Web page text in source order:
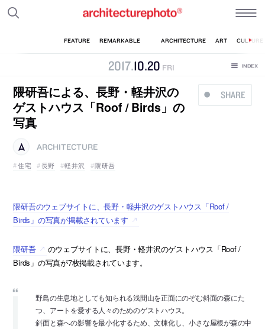
2017.10.20 FRI
SHARE
隈研吾による、長野・軽井沢の
ゲストハウス「Roof / Birds」の
写真
ARCHITECTURE
住宅
長野 軽井沢 隈研吾
隈研吾のウェブサイトに、長野・軽井沢のゲストハウス「Roof /
Birds」の写真が掲載されています
隈研吾
のウェブサイトに、長野・軽井沢のゲストハウス「Roof /
Birds」の写真が7枚掲載されています。
野鳥の生息地としても知られる浅間山を正面にのぞむ斜面の森にた
つ、アートを愛する人々のためのゲストハウス。
斜面と森への影響を最小化するため、文棟化し、小さな屋根が森の中